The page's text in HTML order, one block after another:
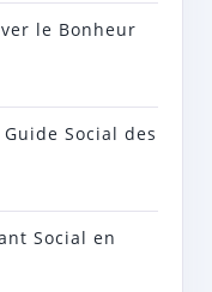
le Bonheur
Social des
Social en